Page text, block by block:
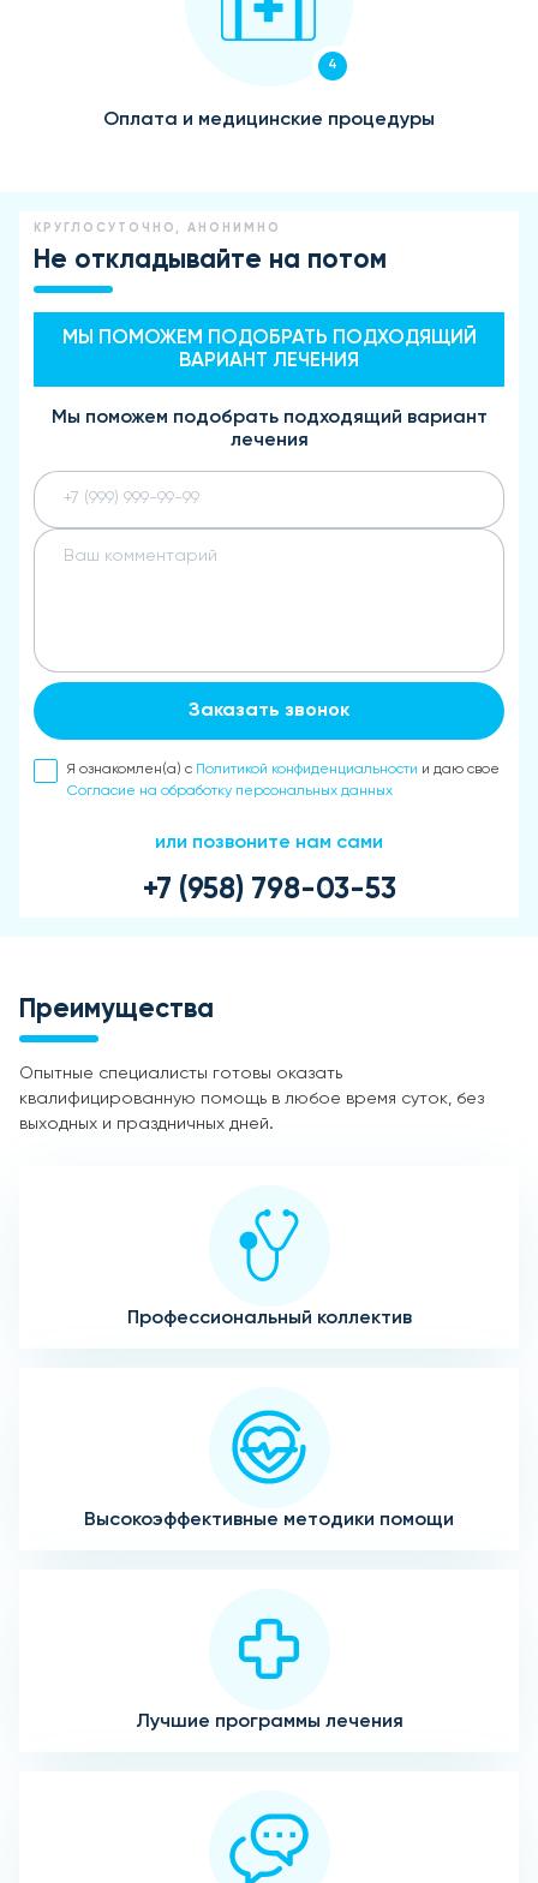
4
Оплата и медицинские процедуры
КРУГЛОСУТОЧНО, АНОНИМНО
Не откладывайте на потом
МЫ ПОМОЖЕМ ПОДОБРАТЬ ПОДХОДЯЩИЙ
ВАРИАНТ ЛЕЧЕНИЯ
Мы поможем подобрать подходящий вариант
лечения
Заказать звонок
Я ознакомлен(а) с Политикой конфиденциальности и даю свое
Согласие на обработку персональных данных
или позвоните нам сами
+7 (958) 798-03-53
Преимущества
Опытные специалисты готовы оказать
квалифицированную помощь в любое время суток, без
выходных и праздничных дней.
Профессиональный коллектив
Высокоэффективные методики помощи
Лучшие программы лечения